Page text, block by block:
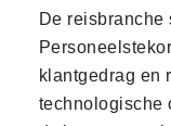
De reisbranche
klantgedrag en
technologische